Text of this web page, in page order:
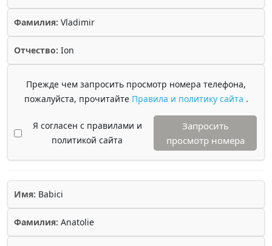
Фамилия: Vladimir
Отчество: Ion
Прежде чем запросить просмотр номера телефона,
пожалуйста, прочитайте Правила и политику сайта .
Я согласен с правилами и
политикой сайта
Запросить
просмотр номера
Имя: Babici
Фамилия: Anatolie